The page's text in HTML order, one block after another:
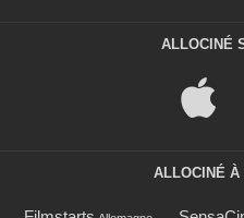
ALLOCINÉ
ALLOCINÉ À